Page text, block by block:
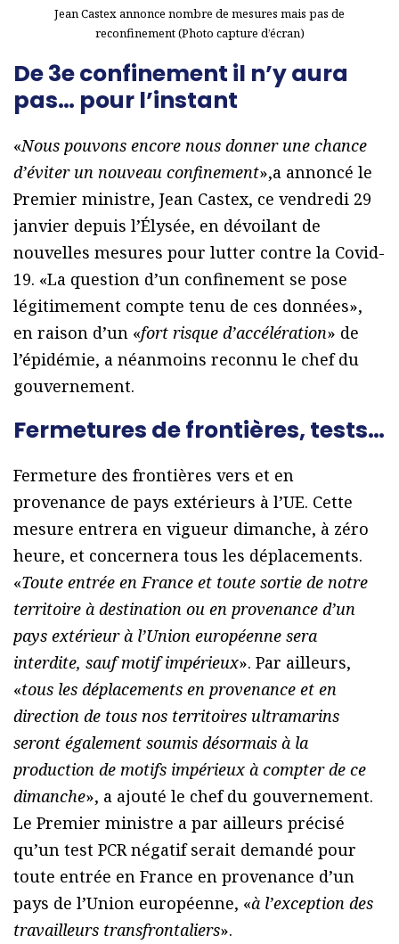
Jean Castex annonce nombre de mesures mais pas de
reconfinement (Photo capture d’écran)
De 3e confinement il n’y aura
pas… pour l’instant
«Nous pouvons encore nous donner une chance
d’éviter un nouveau confinement»,a annoncé le
Premier ministre, Jean Castex, ce vendredi 29
janvier depuis l’Élysée, en dévoilant de
nouvelles mesures pour lutter contre la Covid-
19. «La question d’un confinement se pose
légitimement compte tenu de ces données»,
en raison d’un «fort risque d’accélération» de
l’épidémie, a néanmoins reconnu le chef du
gouvernement.
Fermetures de frontières, tests…
Fermeture des frontières vers et en
provenance de pays extérieurs à l’UE. Cette
mesure entrera en vigueur dimanche, à zéro
heure, et concernera tous les déplacements.
«Toute entrée en France et toute sortie de notre
territoire à destination ou en provenance d’un
pays extérieur à l’Union européenne sera
interdite, sauf motif impérieux». Par ailleurs,
«tous les déplacements en provenance et en
direction de tous nos territoires ultramarins
seront également soumis désormais à la
production de motifs impérieux à compter de ce
dimanche», a ajouté le chef du gouvernement.
Le Premier ministre a par ailleurs précisé
qu’un test PCR négatif serait demandé pour
toute entrée en France en provenance d’un
pays de l’Union européenne, «à l’exception des
travailleurs transfrontaliers».